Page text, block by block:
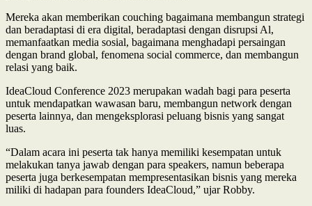
Mereka akan memberikan couching bagaimana membangun strategi
dan beradaptasi di era digital, beradaptasi dengan disrupsi Al,
memanfaatkan media sosial, bagaimana menghadapi persaingan
dengan brand global, fenomena social commerce, dan membangun
relasi yang baik.
IdeaCloud Conference 2023 merupakan wadah bagi para peserta
untuk mendapatkan wawasan baru, membangun network dengan
peserta lainnya, dan mengeksplorasi peluang bisnis yang sangat
luas.
“Dalam acara ini peserta tak hanya memiliki kesempatan untuk
melakukan tanya jawab dengan para speakers, namun beberapa
peserta juga berkesempatan mempresentasikan bisnis yang mereka
miliki di hadapan para founders IdeaCloud,” ujar Robby.